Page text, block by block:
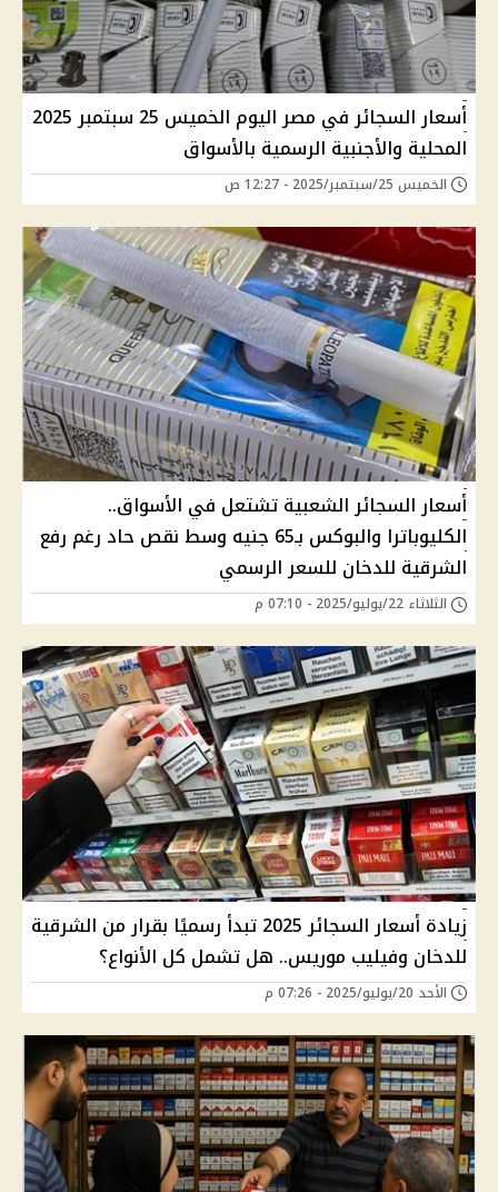
أسعار السجائر في مصر اليوم الخميس 25 سبتمبر 2025
المحلية والأجنبية الرسمية بالأسواق
الخميس 25/سبتمبر/2025 - 12:27 ص
أسعار السجائر الشعبية تشتعل في الأسواق..
الكليوباترا والبوكس بـ65 جنيه وسط نقص حاد رغم رفع
الشرقية للدخان للسعر الرسمي
الثلاثاء 22/يوليو/2025 - 07:10 م
زيادة أسعار السجائر 2025 تبدأ رسميًا بقرار من الشرقية
للدخان وفيليب موريس.. هل تشمل كل الأنواع؟
الأحد 20/يوليو/2025 - 07:26 م